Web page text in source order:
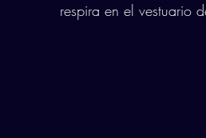
respira en el vestuario